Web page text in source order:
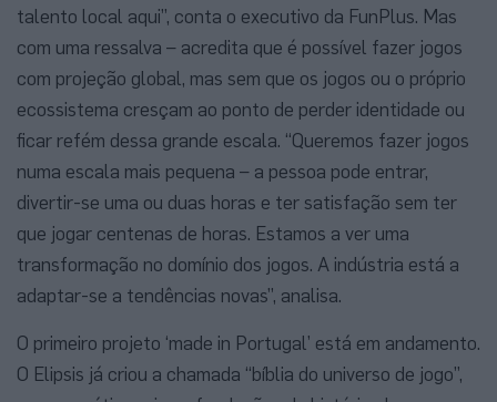
talento local aqui”, conta o executivo da FunPlus. Mas
com uma ressalva – acredita que é possível fazer jogos
com projeção global, mas sem que os jogos ou o próprio
ecossistema cresçam ao ponto de perder identidade ou
ficar refém dessa grande escala. “Queremos fazer jogos
numa escala mais pequena – a pessoa pode entrar,
divertir-se uma ou duas horas e ter satisfação sem ter
que jogar centenas de horas. Estamos a ver uma
transformação no domínio dos jogos. A indústria está a
adaptar-se a tendências novas”, analisa.
O primeiro projeto ‘made in Portugal’ está em andamento.
O Elipsis já criou a chamada “bíblia do universo de jogo”,